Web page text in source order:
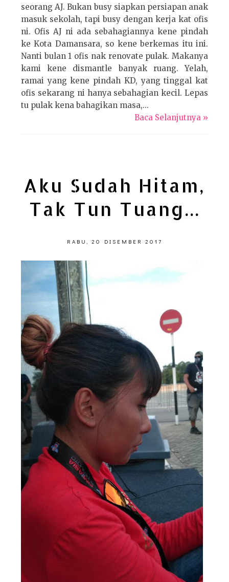
seorang AJ. Bukan busy siapkan persiapan anak
masuk sekolah, tapi busy dengan kerja kat ofis
ni. Ofis AJ ni ada sebahagiannya kene pindah
ke Kota Damansara, so kene berkemas itu ini.
Nanti bulan 1 ofis nak renovate pulak. Makanya
kami kene dismantle banyak ruang. Yelah,
ramai yang kene pindah KD, yang tinggal kat
ofis sekarang ni hanya sebahagian kecil. Lepas
tu pulak kena bahagikan masa,...
Baca Selanjutnya »
Aku Sudah Hitam,
Tak Tun Tuang...
RABU, 20 DISEMBER 2017